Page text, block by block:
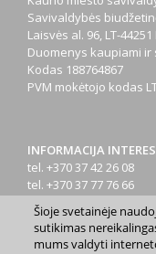
Savivaldybės
Laisvės al. 96, LT-
Duomenys kaupiami ir
Kodas 188764867
PVM mokėtojo kodas
INFORMACIJA
tel. +370 37 42 26 08
tel. +370 37 77 76 66
tel. +370 660 07000
el. p.info@kaunas.lt
Šioje svetainėje
sutikimas
mums valdyti